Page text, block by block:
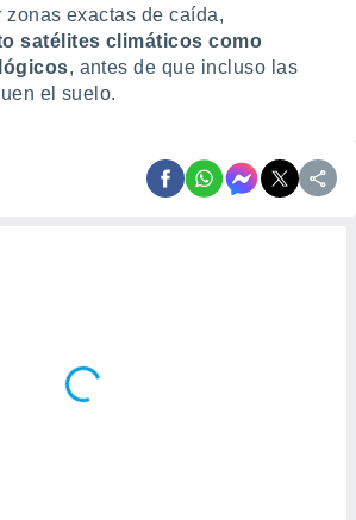
exactas de caída,
satélites climáticos como
, antes de que incluso las
el suelo.